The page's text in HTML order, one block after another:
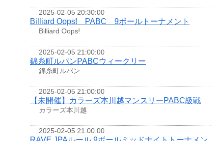
2025-02-05 20:30:00
Billiard Oops! PABC 9ボールトーナメント
Billiard Oops!
2025-02-05 21:00:00
錦糸町ルパンPABCウィークリー
錦糸町ルパン
2025-02-05 21:00:00
【未開催】カラーズ本川越マンスリーPABC級戦
カラーズ本川越
2025-02-05 21:00:00